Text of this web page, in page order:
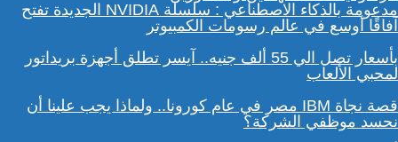
مدعومة بالذكاء الاصطناعي : سلسلة NVIDIA الجديدة تفتح
آفاقًا أوسع في عالم رسومات الكمبيوتر
بأسعار تصل الي 55 ألف جنيه.. آيسر تطلق أجهزة بريداتور
لمحبي الألعاب
قصة نجاة IBM مصر في عام كورونا.. ولماذا يجب علينا أن
نحسد موظفي الشركة؟